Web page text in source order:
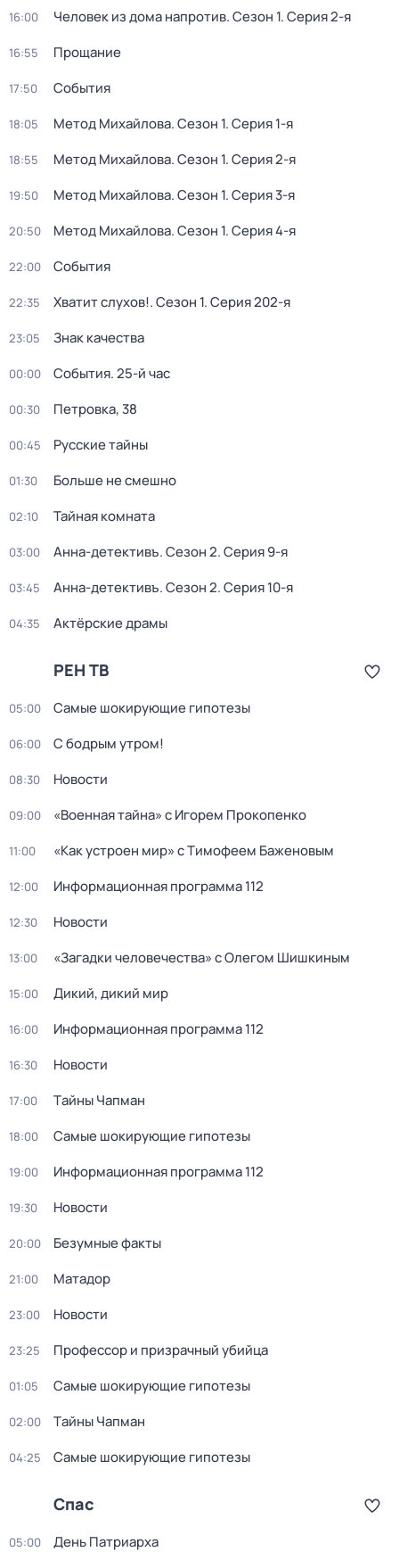
16:00 Человек из дома напротив. Сезон 1. Серия 2-я
16:55 Прощание
17:50 События
18:05 Метод Михайлова. Сезон 1. Серия 1-я
18:55 Метод Михайлова. Сезон 1. Серия 2-я
19:50 Метод Михайлова. Сезон 1. Серия 3-я
20:50 Метод Михайлова. Сезон 1. Серия 4-я
22:00 События
22:35 Хватит слухов!. Сезон 1. Серия 202-я
23:05 Знак качества
00:00 События. 25-й час
00:30 Петровка, 38
00:45 Русские тайны
01:30 Больше не смешно
02:10 Тайная комната
03:00 Анна-детективъ. Сезон 2. Серия 9-я
03:45 Анна-детективъ. Сезон 2. Серия 10-я
04:35 Актёрские драмы
РЕН ТВ
05:00 Самые шoкиpующие гипотезы
06:00 С бодрым утром!
08:30 Новости
09:00 «Военная тайна» с Игорем Прокопенко
11:00 «Как устроен мир» с Тимофеем Баженовым
12:00 Информационная программа 112
12:30 Новости
13:00 «Загадки человечества» с Олегом Шишкиным
15:00 Дикий, дикий мир
16:00 Информационная программа 112
16:30 Новости
17:00 Тaйны Чапман
18:00 Самые шoкиpующие гипотезы
19:00 Информационная программа 112
19:30 Новости
20:00 Безумные факты
21:00 Матадор
23:00 Новости
23:25 Профессор и призрачный убийца
01:05 Самые шoкиpующие гипотезы
02:00 Тaйны Чапман
04:25 Самые шoкиpующие гипотезы
Спас
05:00 День Патриарха